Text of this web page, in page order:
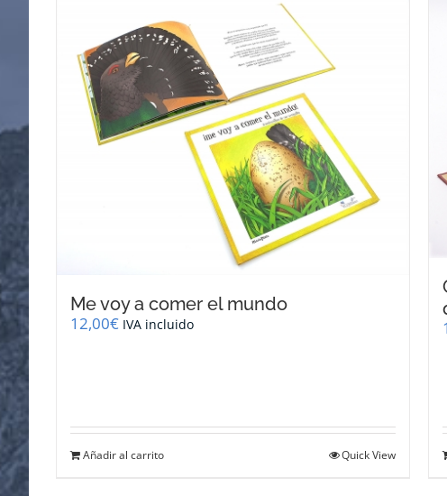
Me voy a comer el mundo
12,00€ IVA incluido
Añadir al carrito Quick View